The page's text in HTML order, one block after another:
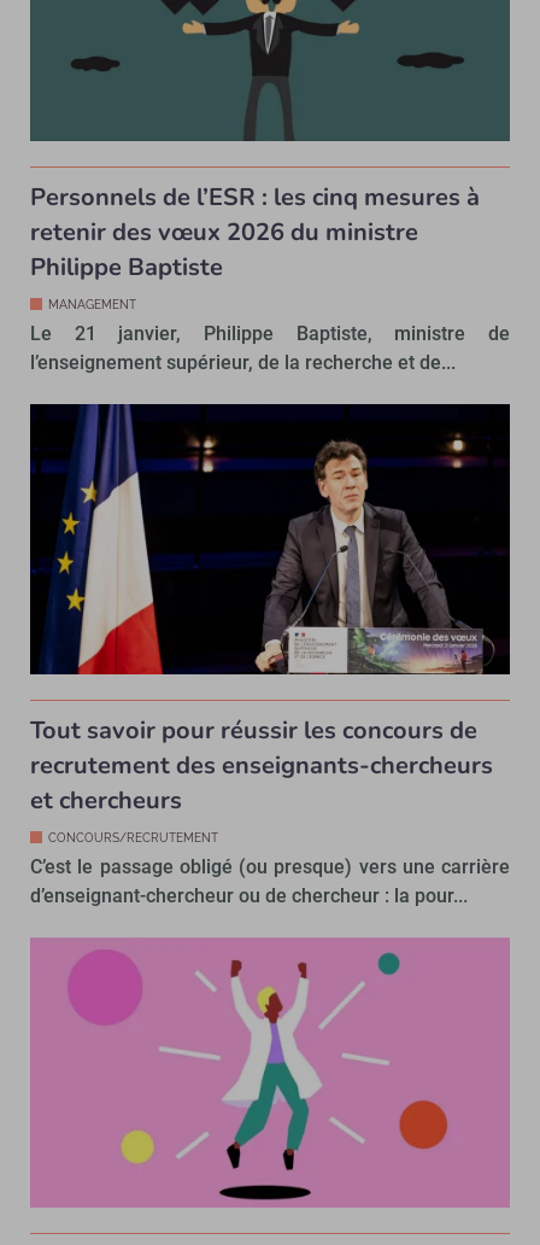
Personnels de l’ESR : les cinq mesures à
retenir des vœux 2026 du ministre
Philippe Baptiste
MANAGEMENT
Le 21 janvier, Philippe Baptiste, ministre de
l’enseignement supérieur, de la recherche et de...
Tout savoir pour réussir les concours de
recrutement des enseignants-chercheurs
et chercheurs
CONCOURS/RECRUTEMENT
C’est le passage obligé (ou presque) vers une carrière
d’enseignant-chercheur ou de chercheur : la pour...